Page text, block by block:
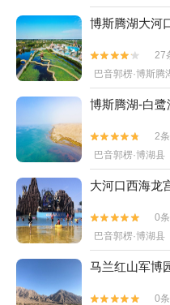
博斯腾湖大河


27
巴音郭楞·博斯腾
博斯腾湖-白鹭


2
巴音郭楞·博湖县
大河口西海龙


0
巴音郭楞·博湖县
马兰红山军博

 0